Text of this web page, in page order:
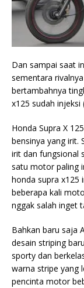
Dan sampai saat
sementara
bertambahnya
x125 sudah injeksi
Honda Supra X
bensinya yang irit.
irit dan fungsional
satu motor paling
honda supra x125
beberapa kali
nggak salah inget
Bahkan baru saja
desain striping
sporty dan
warna stripe yang
pencinta motor